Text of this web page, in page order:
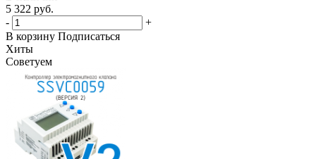
5 322 руб.
-
+
В корзину Подписаться
Хиты
Советуем